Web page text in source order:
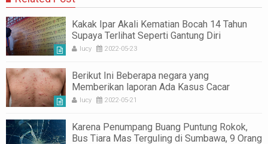
Kakak Ipar Akali Kematian Bocah 14 Tahun
Supaya Terlihat Seperti Gantung Diri
lucy 2022-05-23
Berikut Ini Beberapa negara yang
Memberikan laporan Ada Kasus Cacar
Monyet
lucy 2022-05-21
Karena Penumpang Buang Puntung Rokok,
Bus Tiara Mas Terguling di Sumbawa, 9 Orang